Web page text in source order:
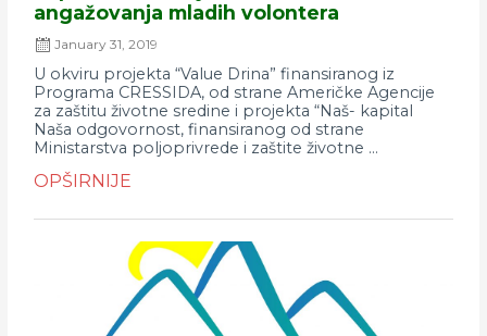
angažovanja mladih volontera
January 31, 2019
U okviru projekta “Value Drina” finansiranog iz
Programa CRESSIDA, od strane Američke Agencije
za zaštitu životne sredine i projekta “Naš- kapital
Naša odgovornost, finansiranog od strane
Ministarstva poljoprivrede i zaštite životne ...
OPŠIRNIJE